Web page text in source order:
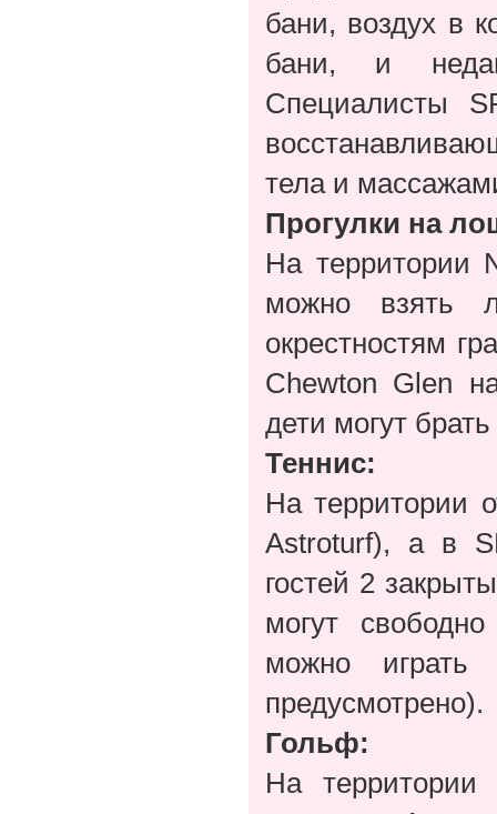
бани, воздух в
бани, и
Специалисты
тела и
Прогулки на
На территории
можно взять
окрестностям
Chewton Glen
дети могут
Теннис:
На территории
Astroturf), а в
гостей 2
могут
можно
предусмотрено).
Гольф:
На